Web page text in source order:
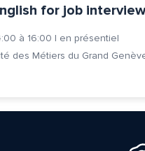
for job
à 16:00 | en présentiel